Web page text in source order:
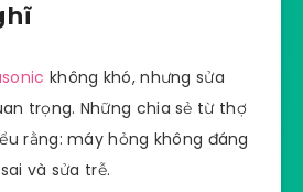
không khó, nhưng sửa
trọng. Những chia sẻ từ thợ
rằng: máy hỏng không đáng
và sửa trễ.